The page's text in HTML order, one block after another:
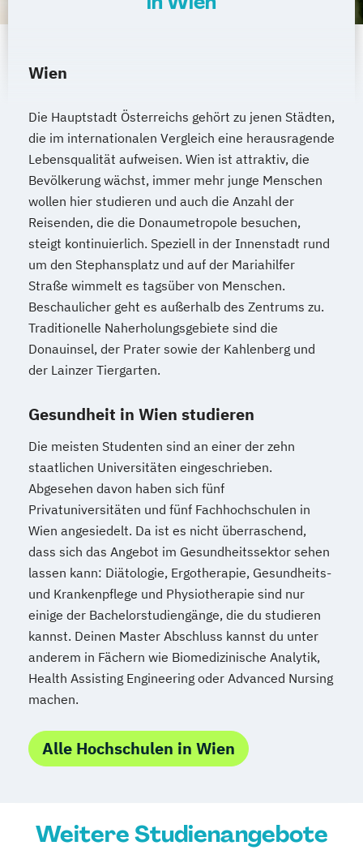
Wien
Die Hauptstadt Österreichs gehört zu jenen Städten,
die im internationalen Vergleich eine herausragende
Lebensqualität aufweisen. Wien ist attraktiv, die
Bevölkerung wächst, immer mehr junge Menschen
wollen hier studieren und auch die Anzahl der
Reisenden, die die Donaumetropole besuchen,
steigt kontinuierlich. Speziell in der Innenstadt rund
um den Stephansplatz und auf der Mariahilfer
Straße wimmelt es tagsüber von Menschen.
Beschaulicher geht es außerhalb des Zentrums zu.
Traditionelle Naherholungsgebiete sind die
Donauinsel, der Prater sowie der Kahlenberg und
der Lainzer Tiergarten.
Gesundheit in Wien studieren
Die meisten Studenten sind an einer der zehn
staatlichen Universitäten eingeschrieben.
Abgesehen davon haben sich fünf
Privatuniversitäten und fünf Fachhochschulen in
Wien angesiedelt. Da ist es nicht überraschend,
dass sich das Angebot im Gesundheitssektor sehen
lassen kann: Diätologie, Ergotherapie, Gesundheits-
und Krankenpflege und Physiotherapie sind nur
einige der Bachelorstudiengänge, die du studieren
kannst. Deinen Master Abschluss kannst du unter
anderem in Fächern wie Biomedizinische Analytik,
Health Assisting Engineering oder Advanced Nursing
machen.
Alle Hochschulen in Wien
Weitere Studienangebote